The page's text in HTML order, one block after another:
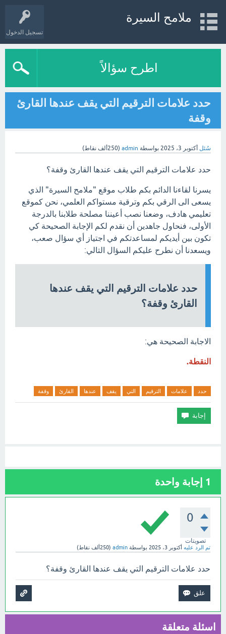
تسجيل الدخول
ملامح السيرة
اطرح سؤالاً
حدد علامات الترقيم التي يقف عندها القارئ
وقفة
سُئل أكتوبر 3، 2025 بواسطة admin
(250ألف نقاط)
حدد علامات الترقيم التي يقف عندها القارئ وقفة؟
يسرنا لقاءنا الدائم بكم طلاب موقع "ملامح السيرة" الذي
يسعى الى الرقي بكم وترقية مستواكم العلمي، نحن كموقع
تعليمي هادف، وضعنا نصب أعيننا مصلحة طلابنا بالدرجة
الأولى، فنحاول جاهدين أن نقدم لكم الإجابة الصحيحة كي
تكون بين أيديكم لمساعدتكم في اجتياز أي سؤال صعب،
ويسعدنا أن نطرح عليكم السؤال التالي:
حدد علامات الترقيم التي يقف عندها
القارئ وقفة؟
الاجابة الصحيحة هي:
النقطة.
حدد علامات الترقيم التي يقف عندها القارئ وقفة
1 إجابة واحدة
0
تصويتات
تم الرد عليه أكتوبر 3، 2025 بواسطة admin
(250ألف نقاط)
حدد علامات الترقيم التي يقف عندها القارئ وقفة؟
اسئلة متعلقة